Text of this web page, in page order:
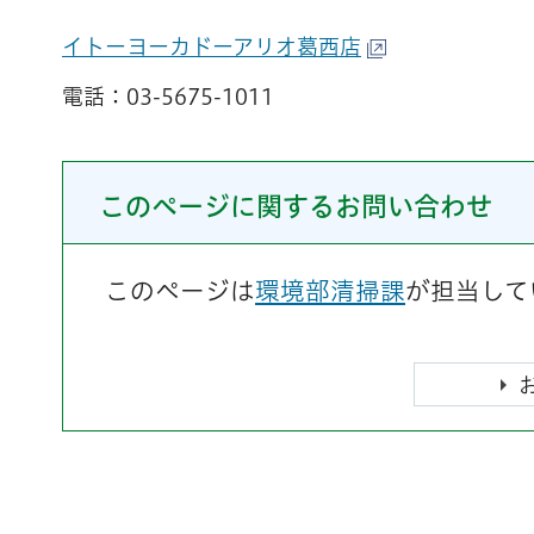
イトーヨーカドーアリオ葛西店
電話： 03-5675-1011
このページに関するお問い合わせ
このページは環境部清掃課が担当し